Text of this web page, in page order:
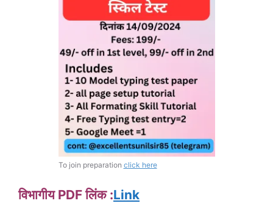
To join preparation click here
विभागीय PDF लिंक :Link